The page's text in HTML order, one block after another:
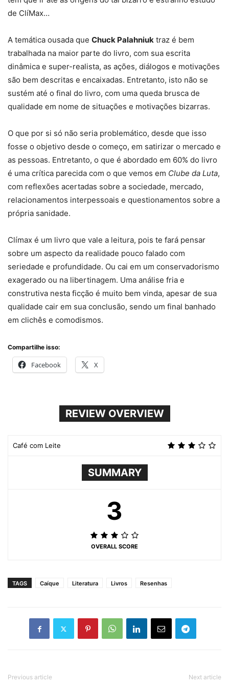
de ClíMax…
A temática ousada que Chuck Palahniuk traz é bem
trabalhada na maior parte do livro, com sua escrita
dinâmica e super-realista, as ações, diálogos e motivações
são bem descritas e encaixadas. Entretanto, isto não se
sustém até o final do livro, com uma queda brusca de
qualidade em nome de situações e motivações bizarras.
O que por si só não seria problemático, desde que isso
fosse o objetivo desde o começo, em satirizar o mercado e
as pessoas. Entretanto, o que é abordado em 60% do livro
é uma crítica parecida com o que vemos em Clube da Luta,
com reflexões acertadas sobre a sociedade, mercado,
relacionamentos interpessoais e questionamentos sobre a
própria sanidade.
Clímax é um livro que vale a leitura, pois te fará pensar
sobre um aspecto da realidade pouco falado com
seriedade e profundidade. Ou cai em um conservadorismo
exagerado ou na libertinagem. Uma análise fria e
construtiva nesta ficção é muito bem vinda, apesar de sua
qualidade cair em sua conclusão, sendo um final banhado
em clichês e comodismos.
Compartilhe isso:
Facebook X
REVIEW OVERVIEW
Café com Leite
SUMMARY
3
OVERALL SCORE
TAGS Caíque Literatura Livros Resenhas
Previous article Next article